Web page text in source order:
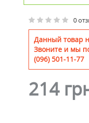
0
Данный товар
Звоните и мы
(096) 501-11-77
214